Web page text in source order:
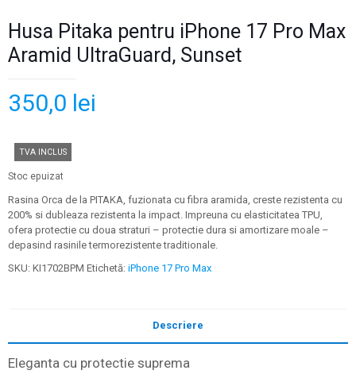
Husa Pitaka pentru iPhone 17 Pro Max
Aramid UltraGuard, Sunset
350,0 lei
TVA INCLUS
Stoc epuizat
Rasina Orca de la PITAKA, fuzionata cu fibra aramida, creste rezistenta cu
200% si dubleaza rezistenta la impact. Impreuna cu elasticitatea TPU,
ofera protectie cu doua straturi – protectie dura si amortizare moale –
depasind rasinile termorezistente traditionale.
SKU: KI1702BPM Etichetă: iPhone 17 Pro Max
Descriere
Eleganta cu protectie suprema